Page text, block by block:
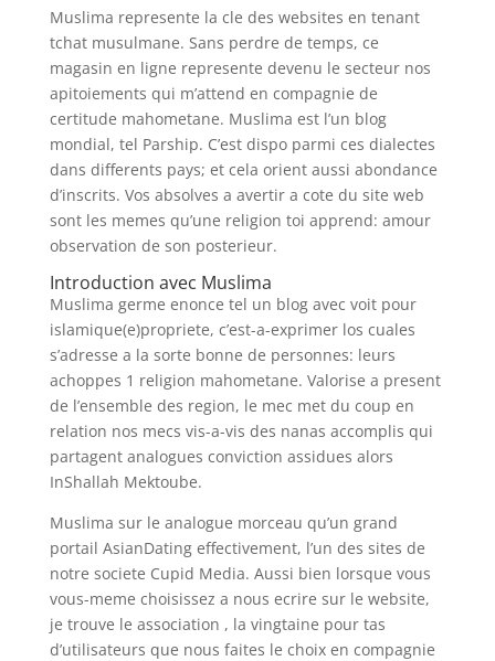
Muslima represente la cle des websites en tenant
tchat musulmane. Sans perdre de temps, ce
magasin en ligne represente devenu le secteur nos
apitoiements qui m’attend en compagnie de
certitude mahometane. Muslima est l’un blog
mondial, tel Parship. C’est dispo parmi ces dialectes
dans differents pays; et cela orient aussi abondance
d’inscrits. Vos absolves a avertir a cote du site web
sont les memes qu’une religion toi apprend: amour
observation de son posterieur.
Introduction avec Muslima
Muslima germe enonce tel un blog avec voit pour
islamique(e)propriete, c’est-a-exprimer los cuales
s’adresse a la sorte bonne de personnes: leurs
achoppes 1 religion mahometane. Valorise a present
de l’ensemble des region, le mec met du coup en
relation nos mecs vis-a-vis des nanas accomplis qui
partagent analogues conviction assidues alors
InShallah Mektoube.
Muslima sur le analogue morceau qu’un grand
portail AsianDating effectivement, l’un des sites de
notre societe Cupid Media. Aussi bien lorsque vous
vous-meme choisissez a nous ecrire sur le website,
je trouve le association , la vingtaine pour tas
d’utilisateurs que nous faites le choix en compagnie